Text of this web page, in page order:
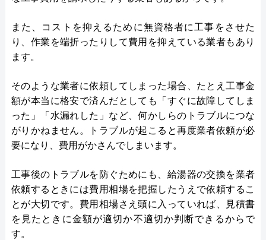
また、コストを抑えるために無資格者に工事をさせた
り、作業を端折ったりして費用を抑えている業者もあり
ます。
そのような業者に依頼してしまった場合、たとえ工事金
額が本当に格安で済んだとしても「すぐに故障してしま
った」「水漏れした」など、何かしらのトラブルにつな
がりかねません。トラブルが起こると再度業者依頼が必
要になり、費用がかさんでしまいます。
工事後のトラブルを防ぐためにも、給湯器の交換を業者
依頼するときには費用相場を把握したうえで依頼するこ
とが大切です。費用相場さえ頭に入っていれば、見積書
を見たときに金額が適切か不適切か判断できるからで
す。